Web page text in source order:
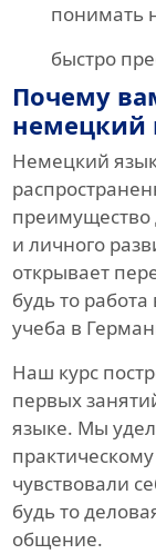
понимать
быстро
Почему
немецкий
Немецкий
и личного
открывает
будь то
учеба в
Наш курс
первых
языке. Мы
чувствовали
будь то
общение.